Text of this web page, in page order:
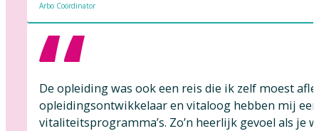
Arbo Coördinator
De opleiding was ook een reis die ik zelf moest
opleidingsontwikkelaar en vitaloog hebben mij
vitaliteitsprogramma’s. Zo’n heerlijk gevoel als je